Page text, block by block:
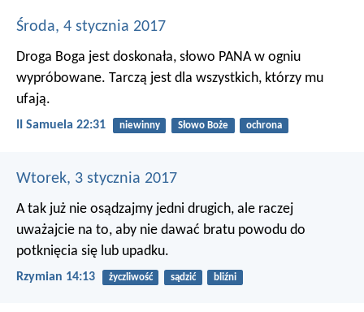
Środa, 4 stycznia 2017
Droga Boga jest doskonała, słowo PANA w ogniu
wypróbowane. Tarczą jest dla wszystkich, którzy mu
ufają.
II Samuela 22:31 niewinny Słowo Boże ochrona
Wtorek, 3 stycznia 2017
A tak już nie osądzajmy jedni drugich, ale raczej
uważajcie na to, aby nie dawać bratu powodu do
potknięcia się lub upadku.
Rzymian 14:13 życzliwość sądzić bliźni